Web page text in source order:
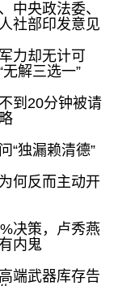
中央政法委、
社部印发意见
力却无计可
解三选一”
到20分钟被请
“独漏赖清德”
何反而主动开
决策，卢秀燕
内鬼
端武器库存告